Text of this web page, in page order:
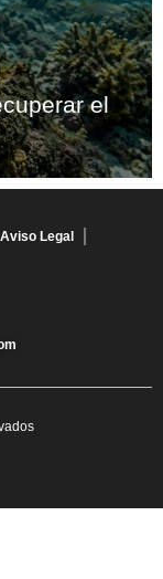
el
Aviso Legal